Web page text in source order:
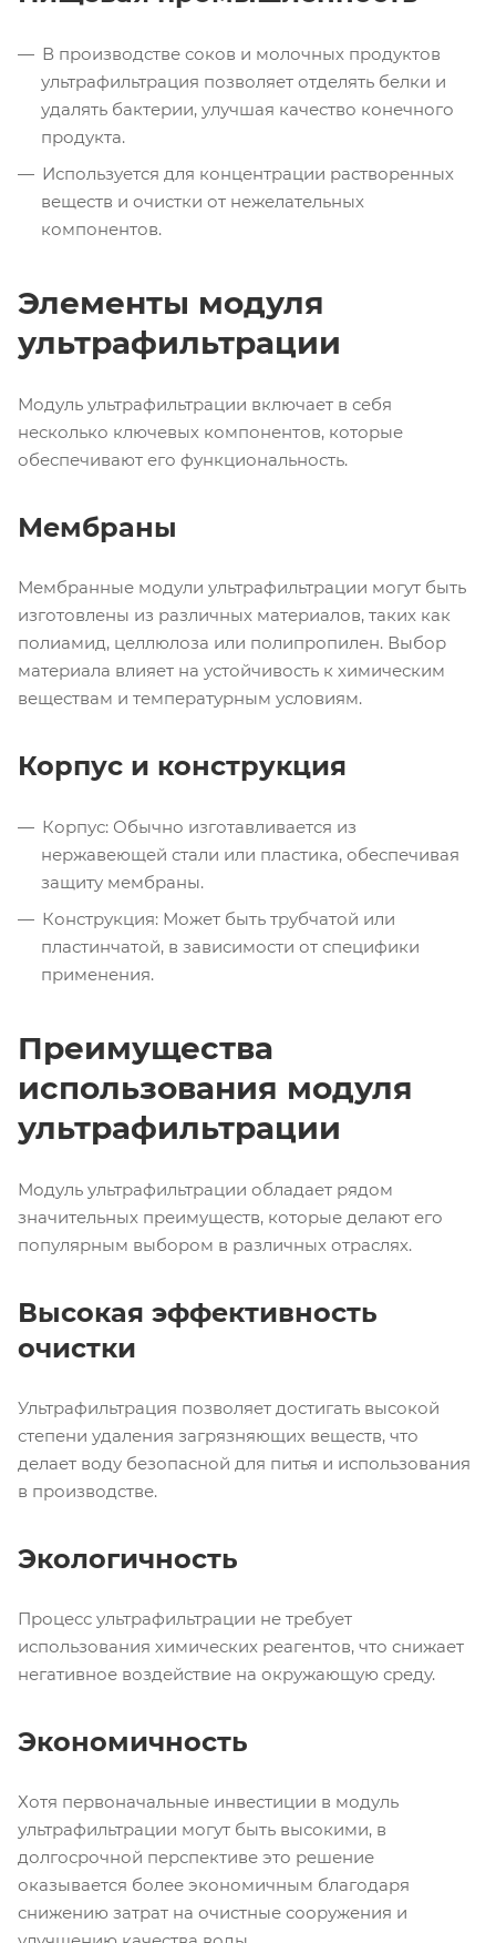
В производстве соков и молочных продуктов
ультрафильтрация позволяет отделять белки и
удалять бактерии, улучшая качество конечного
продукта.
Используется для концентрации растворенных
веществ и очистки от нежелательных
компонентов.
Элементы модуля
ультрафильтрации
Модуль ультрафильтрации включает в себя
несколько ключевых компонентов, которые
обеспечивают его функциональность.
Мембраны
Мембранные модули ультрафильтрации могут быть
изготовлены из различных материалов, таких как
полиамид, целлюлоза или полипропилен. Выбор
материала влияет на устойчивость к химическим
веществам и температурным условиям.
Корпус и конструкция
Корпус: Обычно изготавливается из
нержавеющей стали или пластика, обеспечивая
защиту мембраны.
Конструкция: Может быть трубчатой или
пластинчатой, в зависимости от специфики
применения.
Преимущества
использования модуля
ультрафильтрации
Модуль ультрафильтрации обладает рядом
значительных преимуществ, которые делают его
популярным выбором в различных отраслях.
Высокая эффективность
очистки
Ультрафильтрация позволяет достигать высокой
степени удаления загрязняющих веществ, что
делает воду безопасной для питья и использования
в производстве.
Экологичность
Процесс ультрафильтрации не требует
использования химических реагентов, что снижает
негативное воздействие на окружающую среду.
Экономичность
Хотя первоначальные инвестиции в модуль
ультрафильтрации могут быть высокими, в
долгосрочной перспективе это решение
оказывается более экономичным благодаря
снижению затрат на очистные сооружения и